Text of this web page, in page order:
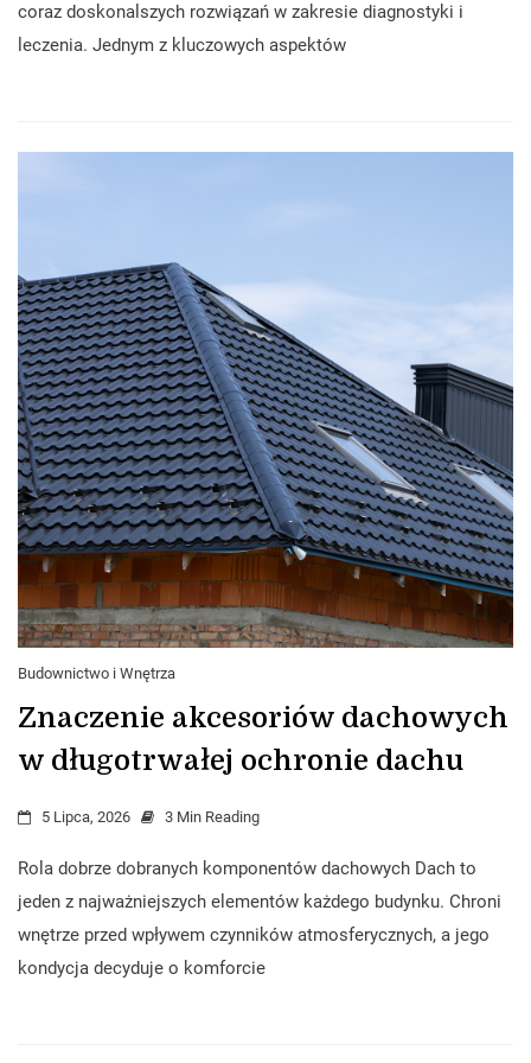
coraz doskonalszych rozwiązań w zakresie diagnostyki i
leczenia. Jednym z kluczowych aspektów
Budownictwo i Wnętrza
Znaczenie akcesoriów dachowych
w długotrwałej ochronie dachu
5 Lipca, 2026 3 Min Reading
Rola dobrze dobranych komponentów dachowych Dach to
jeden z najważniejszych elementów każdego budynku. Chroni
wnętrze przed wpływem czynników atmosferycznych, a jego
kondycja decyduje o komforcie